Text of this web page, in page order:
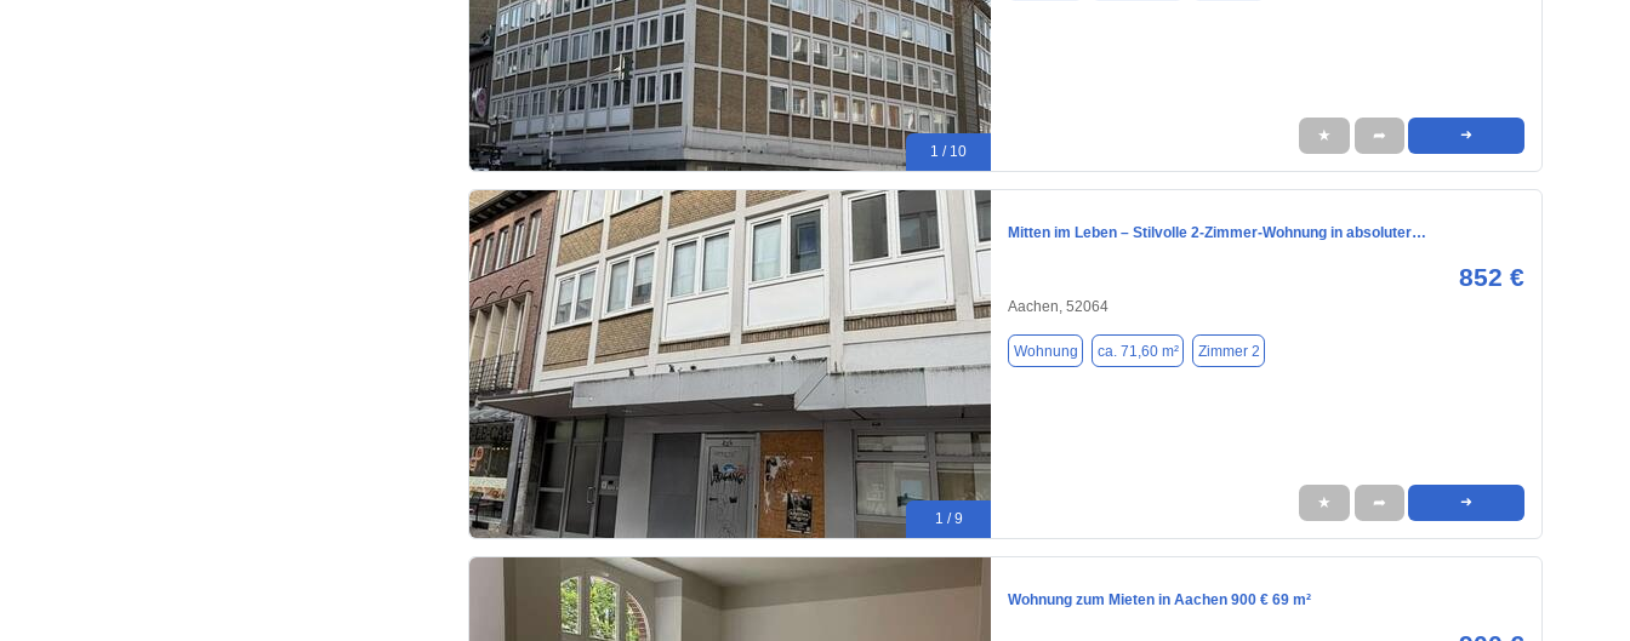
1 / 10
★ ➦ ➜
1 / 9
Mitten im Leben – Stilvolle 2-Zimmer-Wohnung in absoluter…
852 €
Aachen, 52064
Wohnung ca. 71,60 m² Zimmer 2
★ ➦ ➜
Wohnung zum Mieten in Aachen 900 € 69 m²